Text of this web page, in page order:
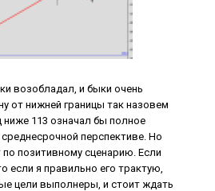
возобладал, и быки очень
от нижней границы так назовем
ниже 113 означал бы полное
перспективе. Но
позитивному сценарию. Если
если я правильно его трактую,
цели выполнеры, и стоит ждать